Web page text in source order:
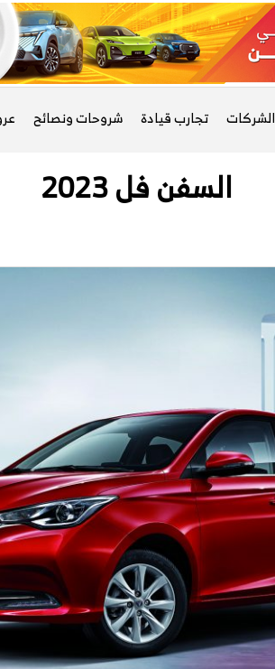
الشركات تجارب قيادة شروحات ونصائح
السفن فل 2023